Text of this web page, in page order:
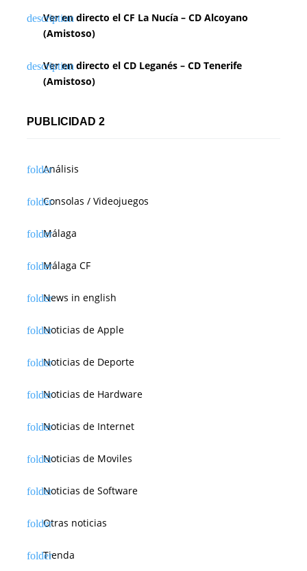
Ver en directo el CF La Nucía – CD Alcoyano
(Amistoso)
Ver en directo el CD Leganés – CD Tenerife
(Amistoso)
PUBLICIDAD 2
Análisis
Consolas / Videojuegos
Málaga
Málaga CF
News in english
Noticias de Apple
Noticias de Deporte
Noticias de Hardware
Noticias de Internet
Noticias de Moviles
Noticias de Software
Otras noticias
Tienda